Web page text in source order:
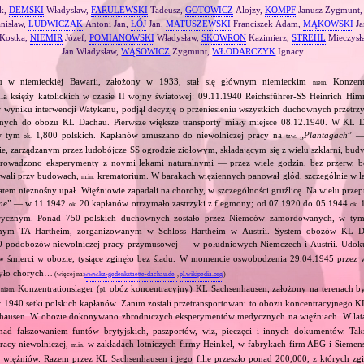
DEMSKIWładysław, FARULEWSKITadeusz, GOTOWICZ Alojzy, KOMPFJanusz Zygmunt,
LUDWICZAKAntoni Jan, ŁÓJJan, MATUSZEWSKIFranciszek Adam, MĄKOWSKI
NIEMIR Józef, POMIANOWSKIWładysław, SKOWRONKazimierz, STREHL
Jan Wladysław,WĄSOWICZ Zygmunt,WŁODARCZYK Ignacy
w niemieckiej Bawarii, założony w 1933, stał się głównym niemieckim niem.
księży katolickich w czasie II wojny światowej: 09.11.1940 Reichsführer‐SS Heinrich
interwencji Watykanu, podjął decyzję o przeniesieniu wszystkich duchownych
do obozu KL Dachau. Pierwsze większe transporty miały miejsce 08.12.1940. W KL
tymok. 1,800 polskich. Kapłanów zmuszano do niewolniczej pracy natzw. Plantagach”
zarządzanym przez ludobójcze SS ogrodzie ziołowym, składającym się z wielu szklarni,
eksperymenty z noymi lekami naturalnymi — przez wiele godzin, bez przerw,
przy budowach,m.in. krematorium. W barakach więziennych panował głód, szczególnie w
nieznośny upał. Więźniowie zapadali na choroby, w szczególności gruźlicę. Na wielu
” — w 11.1942 ok. 20 kapłanów otrzymało zastrzyki z flegmony; od 07.1920 do 05.1944 ok.
Ponad 750 polskich duchownych zostało przez Niemców zamordowanych, w
TA Hartheim, zorganizowanym w Schloss Hartheim w Austrii. System obozów KL
podobozów niewolniczej pracy przymusowej — w południowych Niemczech i Austrii.
w obozie, tysiące zginęło bez śladu. W momencie oswobodzenia 29.04.1945 przez
chorych…
(więcej na:www.kz-gedenkstaette-dachau.de ,pl.wikipedia.org)
niem. Konzentrationslager (pl. obóz koncentracyjny) KL Sachsenhausen, założony na terenach
1940 setki polskich kapłanów. Zanim zostali przetransportowani to obozu koncentracyjnego
W obozie dokonywano zbrodniczych eksperymentów medycznych na więźniach. W
fałszowaniem funtów brytyjskich, paszportów, wiz, pieczęci i innych dokumentów.
niewolniczej,m.in. w zakładach lotniczych firmy Heinkel, w fabrykach firm AEG i
Razem przez KL Sachsenhausen i jego filie przeszło ponad 200,000, z których